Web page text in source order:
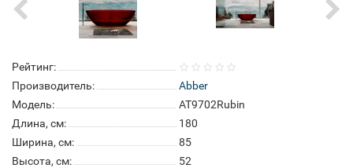
Рейтинг:
Производитель:
Abber
Модель:
AT9702Rubin
Длина, см:
180
Ширина, см:
85
Высота, см:
52